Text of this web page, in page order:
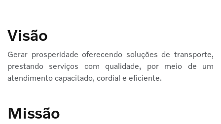
Visão
Gerar prosperidade oferecendo soluções de transporte,
prestando serviços com qualidade, por meio de um
atendimento capacitado, cordial e eficiente.
Missão